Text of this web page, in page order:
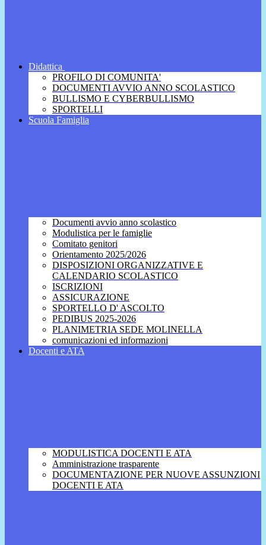
Didattica
PROFILO DI COMUNITA'
DOCUMENTI AVVIO ANNO SCOLASTICO
BULLISMO E CYBERBULLISMO
SPORTELLI
Scuola Famiglia
Documenti avvio anno scolastico
Modulistica per le famiglie
Comitato genitori
Orientamento 2025/2026
DISPOSIZIONI ORGANIZZATIVE E
CALENDARIO SCOLASTICO
ISCRIZIONI
ASSICURAZIONE
SPORTELLO D' ASCOLTO
PEDIBUS 2025-2026
PLANIMETRIA SEDE MOLINELLA
comunicazioni ed informazioni
Docenti e ATA
MODULISTICA DOCENTI E ATA
Amministrazione trasparente
DOCUMENTAZIONE PER NUOVE ASSUNZIONI
DOCENTI E ATA